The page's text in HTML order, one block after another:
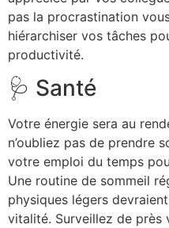
pas la procrastination
hiérarchiser vos tâches
productivité.
🩺 Santé
Votre énergie sera au
n’oubliez pas de prendre
votre emploi du temps
Une routine de sommeil
physiques légers
vitalité. Surveillez de près